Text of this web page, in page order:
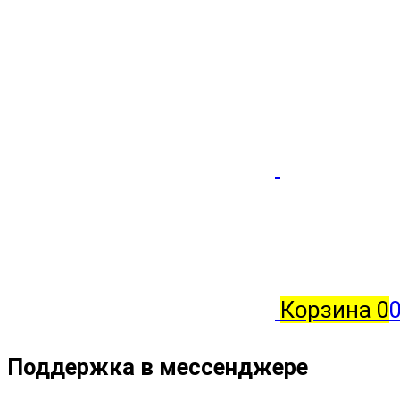
Корзина 0
Поддержка в мессенджере